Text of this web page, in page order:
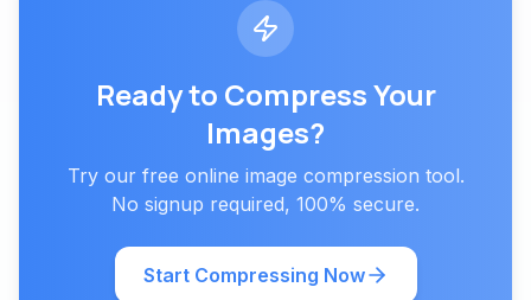
Ready to Compress Your
Images?
Try our free online image compression tool.
No signup required, 100% secure.
Start Compressing Now